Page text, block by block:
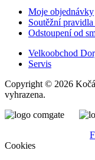
Moje objednávky
Soutěžní
Odstoupení od
Velkoobchod
Servis
Copyright © 2026
vyhrazena.
Cookies